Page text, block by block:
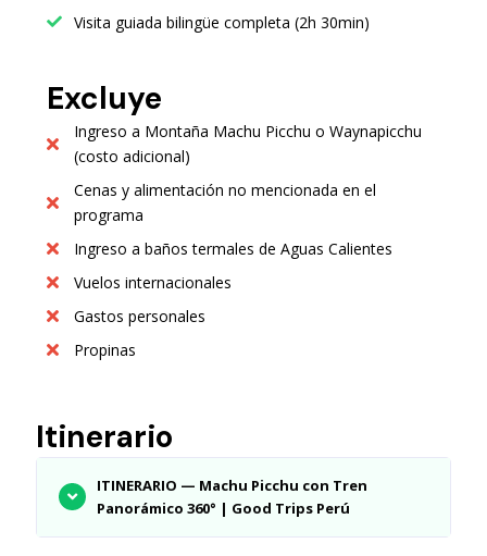
Visita guiada bilingüe completa (2h 30min)
Excluye
Ingreso a Montaña Machu Picchu o Waynapicchu
(costo adicional)
Cenas y alimentación no mencionada en el
programa
Ingreso a baños termales de Aguas Calientes
Vuelos internacionales
Gastos personales
Propinas
Itinerario
ITINERARIO — Machu Picchu con Tren
Panorámico 360° | Good Trips Perú